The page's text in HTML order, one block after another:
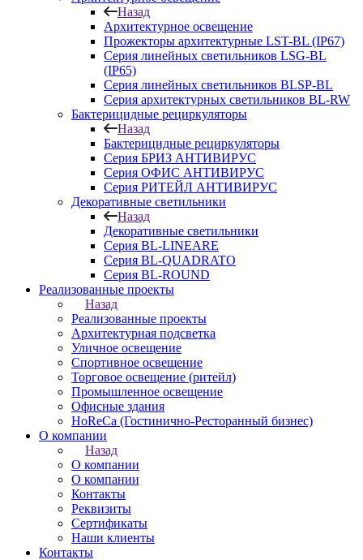
Назад
Архитектурное освещение
Прожекторы архитектурные LST-BL (IP67)
Серия линейных светильников LSG-BL
(IP65)
Серия линейных светильников BLSP-BL
Серия архитектурных светильников BL-RW
Бактерицидные рециркуляторы
Назад
Бактерицидные рециркуляторы
Серия БРИЗ АНТИВИРУС
Серия ОФИС АНТИВИРУС
Серия РИТЕЙЛ АНТИВИРУС
Декоративные светильники
Назад
Декоративные светильники
Серия BL-LINEARE
Серия BL-QUADRATO
Серия BL-ROUND
Реализованные проекты
Назад
Реализованные проекты
Архитектурная подсветка
Уличное освещение
Спортивное освещение
Торговое освещение (ритейл)
Промышленное освещение
Офисные здания
HoReCa (Гостинично-Ресторанный бизнес)
О компании
Назад
О компании
О компании
Контакты
Реквизиты
Сертификаты
Наши клиенты
Контакты